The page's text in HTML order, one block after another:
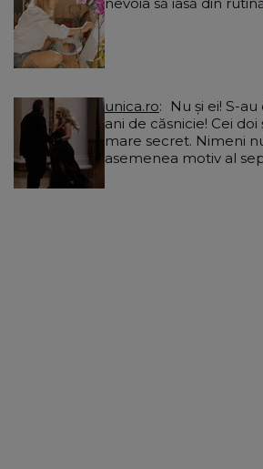
unica.ro
ani de căsnicie! Cei doi
mare secret. Nimeni
asemenea motiv al